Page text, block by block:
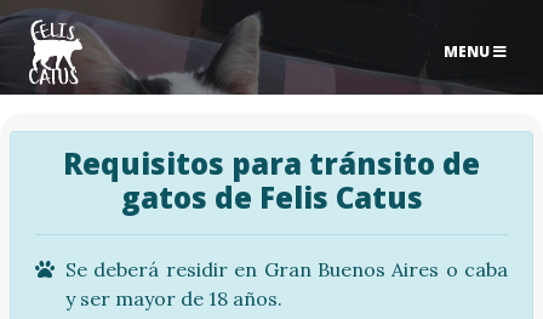
MENU
Requisitos para tránsito de
gatos de Felis Catus
Se deberá residir en Gran Buenos Aires o caba
y ser mayor de 18 años.